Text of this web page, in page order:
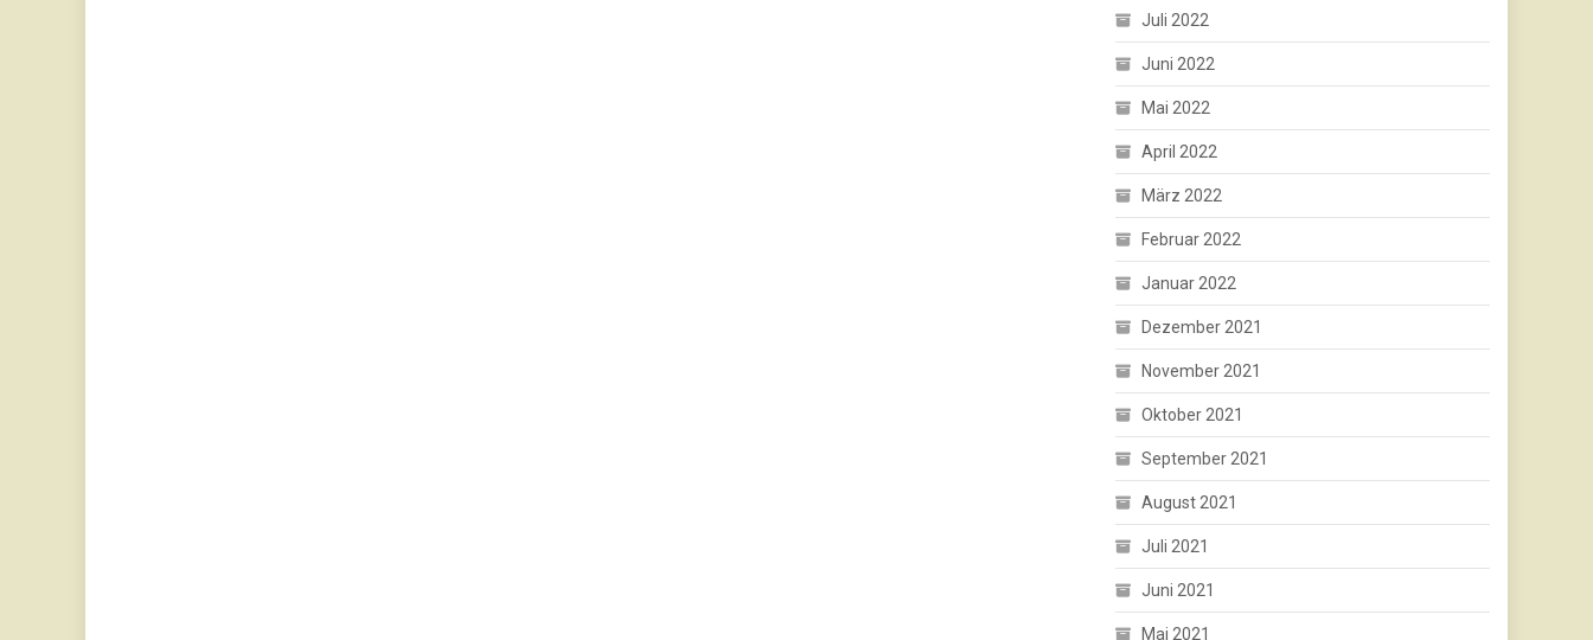
Juli 2022
Juni 2022
Mai 2022
April 2022
März 2022
Februar 2022
Januar 2022
Dezember 2021
November 2021
Oktober 2021
September 2021
August 2021
Juli 2021
Juni 2021
Mai 2021